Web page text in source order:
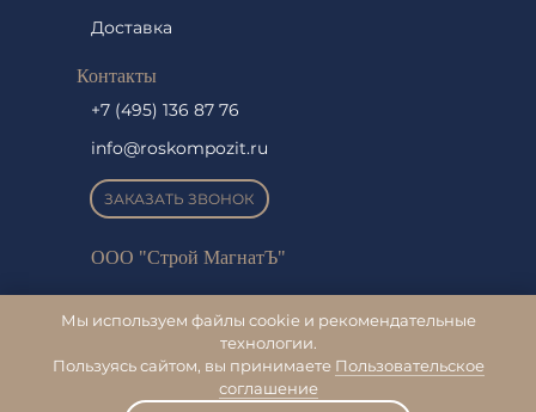
Доставка
Контакты
+7 (495) 136 87 76
info@roskompozit.ru
ЗАКАЗАТЬ ЗВОНОК
ООО "Строй МагнатЪ"
КПП 232001001
Мы используем файлы cookie и рекомендательные
технологии.
Пользуясь сайтом, вы принимаете Пользовательское
соглашение